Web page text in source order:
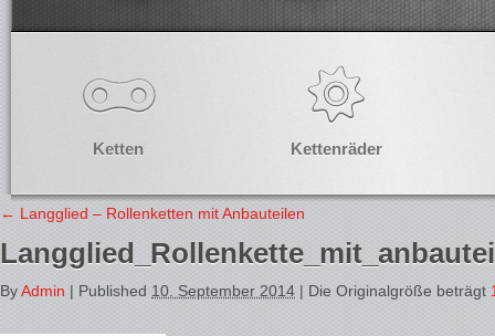
Ketten Kettenräder
← Langglied – Rollenketten mit Anbauteilen
ByAdmin | Published 10. September 2014 | Die Originalgröße beträgt